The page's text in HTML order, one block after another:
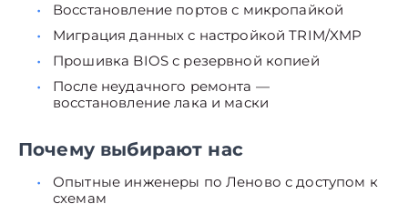
Восстановление портов с микропайкой
Миграция данных с настройкой TRIM/XMP
Прошивка BIOS с резервной копией
После неудачного ремонта —
восстановление лака и маски
Почему выбирают нас
Опытные инженеры по Леново с доступом к
схемам